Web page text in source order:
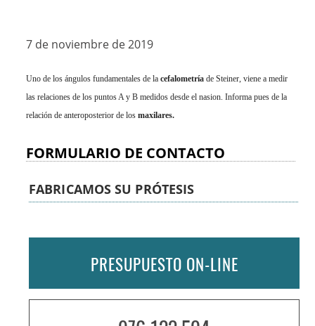
7 de noviembre de 2019
Uno de los ángulos fundamentales de lacefalometría de Steiner, viene a medir
las relaciones de los puntos A y B medidos desde el nasion. Informa pues de la
relación de anteroposterior de losmaxilares.
FORMULARIO DE CONTACTO
FABRICAMOS SU PRÓTESIS
PRESUPUESTO ON-LINE